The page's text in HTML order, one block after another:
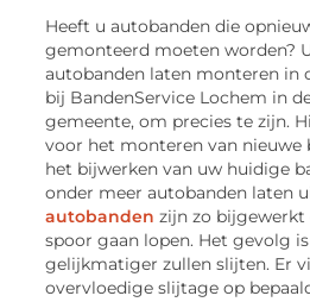
Heeft u autobanden die
gemonteerd moeten worden?
autobanden laten monteren in
bij BandenService Lochem in
gemeente, om precies te zijn.
voor het monteren van nieuwe
het bijwerken van uw huidige
onder meer autobanden laten
autobanden zijn zo bijgewerkt
spoor gaan lopen. Het gevolg
gelijkmatiger zullen slijten. Er
overvloedige slijtage op